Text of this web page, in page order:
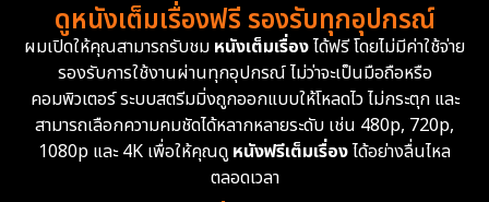
ดูหนังเต็มเรื่องฟรี รองรับทุกอุปกรณ์
ผมเปิดให้คุณสามารถรับชม หนังเต็มเรื่องได้ฟรี โดยไม่มีค่าใช้จ่าย
รองรับการใช้งานผ่านทุกอุปกรณ์ ไม่ว่าจะเป็นมือถือหรือ
คอมพิวเตอร์ ระบบสตรีมมิ่งถูกออกแบบให้โหลดไว ไม่กระตุก และ
สามารถเลือกความคมชัดได้หลากหลายระดับ เช่น 480p, 720p,
1080p และ 4K เพื่อให้คุณดูหนังฟรีเต็มเรื่องได้อย่างลื่นไหล
ตลอดเวลา